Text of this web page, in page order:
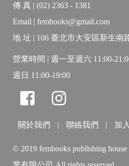
在藍永翔的樹冠層旅程，
的有機體世界，更體會到，
漫想像，但也飽含超越人類
森林裡面閱讀生老病死，學習
僅僅是在活著的時候用年輪書
後，故事仍在繼續。
傳 真 | (02) 2363 - 1381
Email | fembooks@gmail.com
地 址 | 106 臺北市大安區新生南
營業時間 | 週一至週六 11:00-
週日 11:00-19:00
關於我們 | 聯絡我們 | 加
© 2019 fembooks publishing